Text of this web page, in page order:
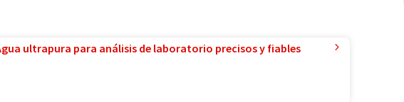
ultrapura para análisis de laboratorio precisos y fiables